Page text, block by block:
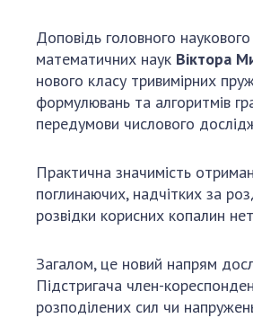
Доповідь головного
математичних наук Віктора
нового класу тривимірних
формулювань та алгоритмів
передумови числового
Практична значимість
поглинаючих, надчітких за
розвідки корисних копалин
Загалом, це новий напрям
Підстригача член-
розподілених сил чи